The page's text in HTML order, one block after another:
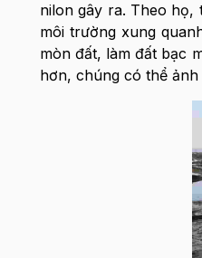
nilon gây ra. Theo họ,
môi trường xung
mòn đất, làm đất bạc
hơn, chúng có thể